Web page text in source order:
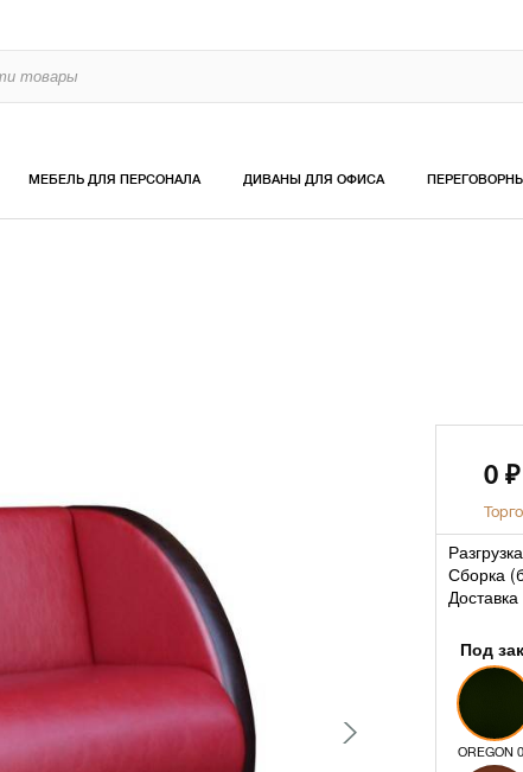
МЕБЕЛЬ ДЛЯ ПЕРСОНАЛА ДИВАНЫ ДЛЯ ОФИСА
0 ₽
Сборка (
Доставка
Под
OREGON